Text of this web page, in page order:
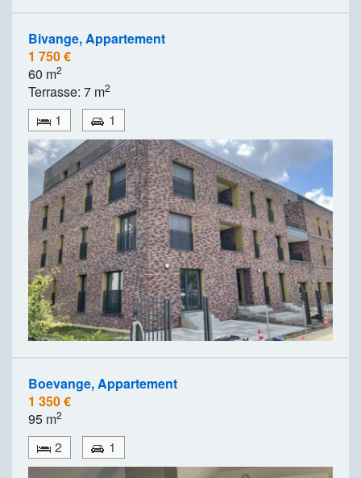
Bivange, Appartement
1 750 €
60 m2
Terrasse: 7 m2
1 1
Boevange, Appartement
1 350 €
95 m2
2 1